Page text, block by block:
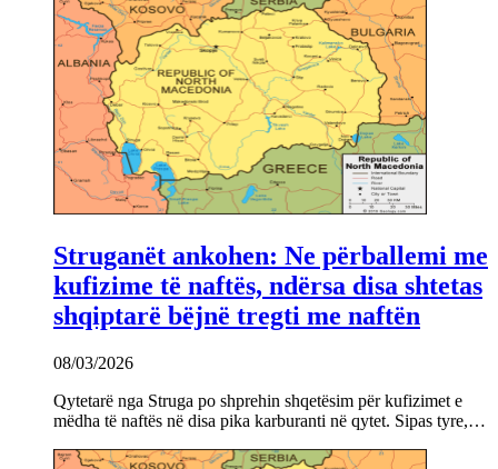
Struganët ankohen: Ne përballemi me
kufizime të naftës, ndërsa disa shtetas
shqiptarë bëjnë tregti me naftën
08/03/2026
Qytetarë nga Struga po shprehin shqetësim për kufizimet e
mëdha të naftës në disa pika karburanti në qytet. Sipas tyre,…